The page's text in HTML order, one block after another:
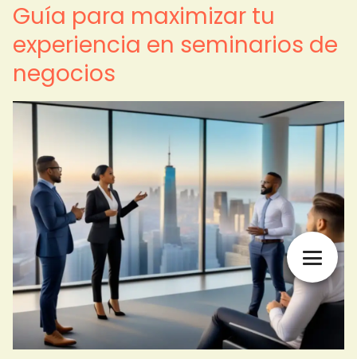
Guía para maximizar tu
experiencia en seminarios de
negocios